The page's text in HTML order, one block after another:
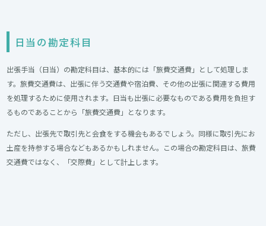
日当の勘定科目
出張手当（日当）の勘定科目は、基本的には「旅費交通費」として処理しま
す。旅費交通費は、出張に伴う交通費や宿泊費、その他の出張に関連する費用
を処理するために使用されます。日当も出張に必要なものである費用を負担す
るものであることから「旅費交通費」となります。
ただし、出張先で取引先と会食をする機会もあるでしょう。同様に取引先にお
土産を持参する場合などもあるかもしれません。この場合の勘定科目は、旅費
交通費ではなく、「交際費」として計上します。